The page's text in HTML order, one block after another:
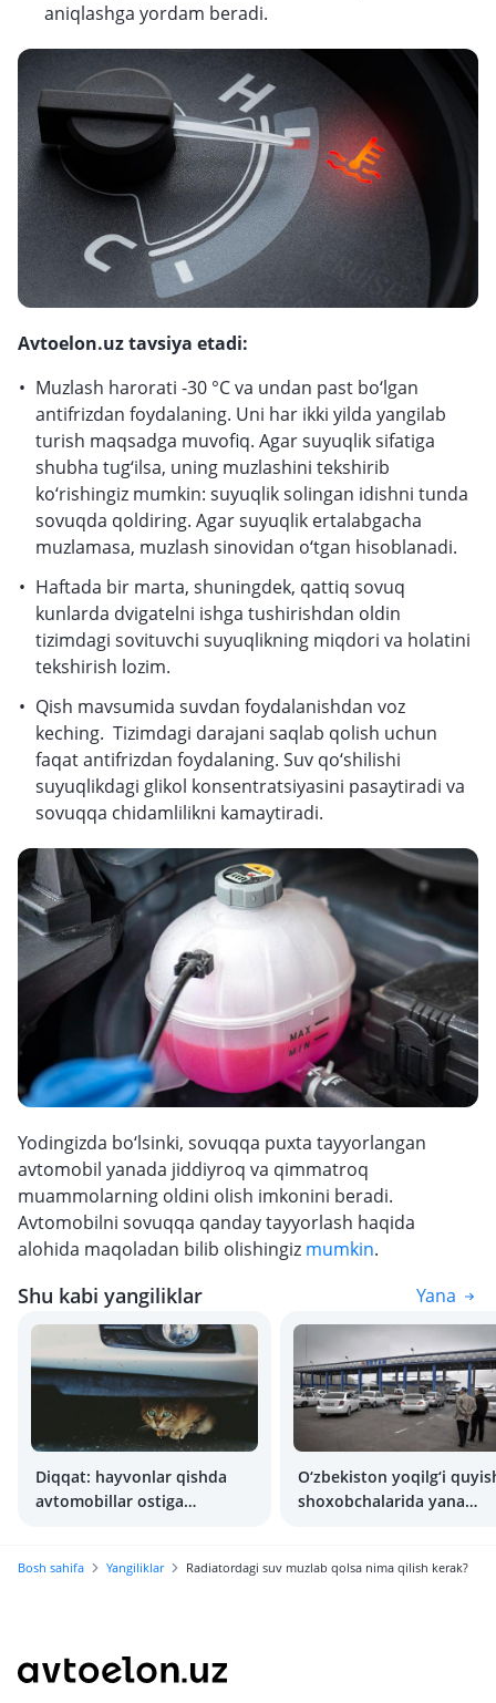
aniqlashga yordam beradi.
Avtoelon.uz tavsiya etadi:
Muzlash harorati -30 °C va undan past bo‘lgan
antifrizdan foydalaning. Uni har ikki yilda yangilab
turish maqsadga muvofiq. Agar suyuqlik sifatiga
shubha tug‘ilsa, uning muzlashini tekshirib
ko‘rishingiz mumkin: suyuqlik solingan idishni tunda
sovuqda qoldiring. Agar suyuqlik ertalabgacha
muzlamasa, muzlash sinovidan o‘tgan hisoblanadi.
Haftada bir marta, shuningdek, qattiq sovuq
kunlarda dvigatelni ishga tushirishdan oldin
tizimdagi sovituvchi suyuqlikning miqdori va holatini
tekshirish lozim.
Qish mavsumida suvdan foydalanishdan voz
keching. Tizimdagi darajani saqlab qolish uchun
faqat antifrizdan foydalaning. Suv qo‘shilishi
suyuqlikdagi glikol konsentratsiyasini pasaytiradi va
sovuqqa chidamlilikni kamaytiradi.
Yodingizda bo‘lsinki, sovuqqa puxta tayyorlangan
avtomobil yanada jiddiyroq va qimmatroq
muammolarning oldini olish imkonini beradi.
Avtomobilni sovuqqa qanday tayyorlash haqida
alohida maqoladan bilib olishingiz mumkin.
Shu kabi yangiliklar Yana
Diqqat: hayvonlar qishda
avtomobillar ostiga
O‘zbekiston yoqilg‘i
shoxobchalarida yana
Bosh sahifa Yangiliklar Radiatordagi suv muzlab qolsa nima qilish kerak?